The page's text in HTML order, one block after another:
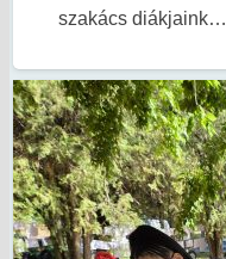
szakács diákjaink…